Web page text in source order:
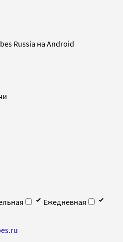
Russia на Android
Ежедневная